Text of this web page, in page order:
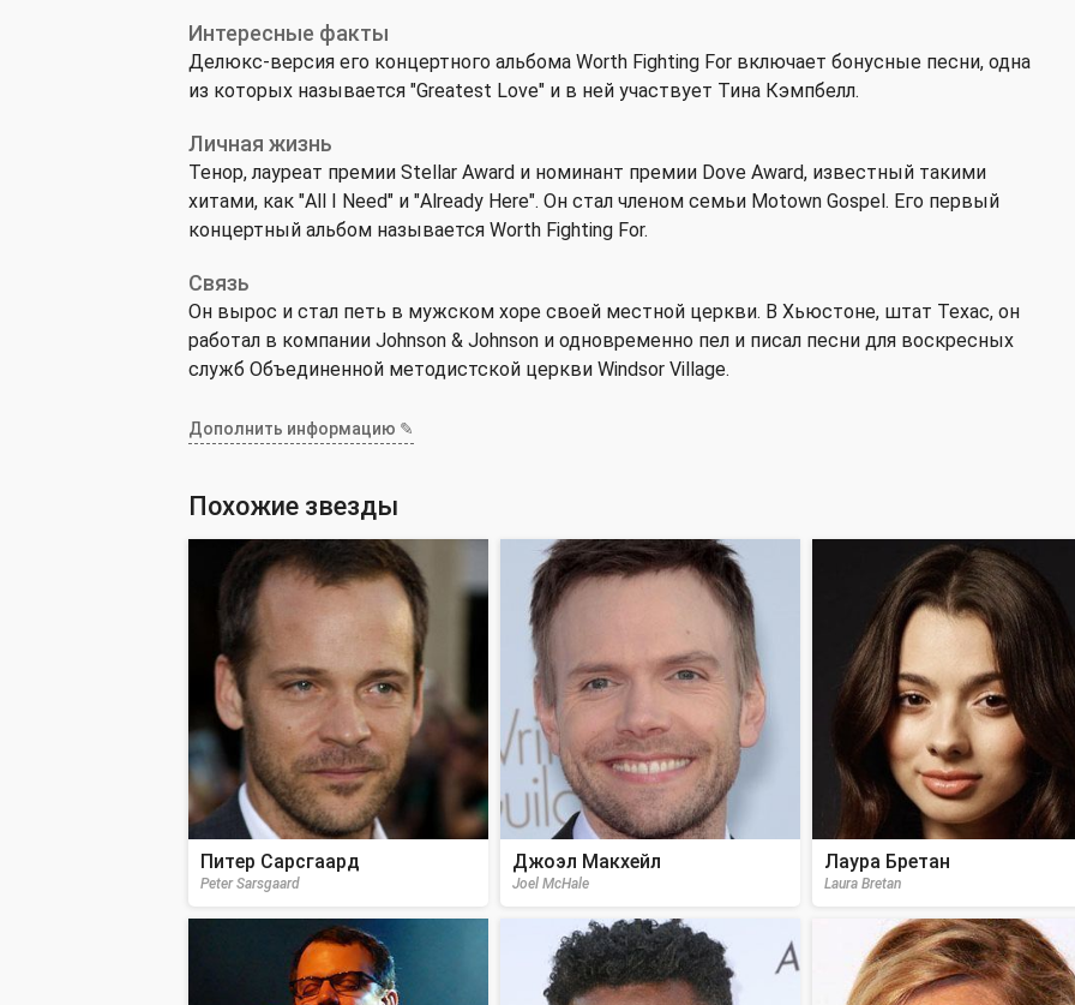
Интересные факты
Делюкс-версия его концертного альбома Worth Fighting For включает бонусные песни, одна
из которых называется "Greatest Love" и в ней участвует Тина Кэмпбелл.
Личная жизнь
Тенор, лауреат премии Stellar Award и номинант премии Dove Award, известный такими
хитами, как "All I Need" и "Already Here". Он стал членом семьи Motown Gospel. Его первый
концертный альбом называется Worth Fighting For.
Связь
Он вырос и стал петь в мужском хоре своей местной церкви. В Хьюстоне, штат Техас, он
работал в компании Johnson & Johnson и одновременно пел и писал песни для воскресных
служб Объединенной методистской церкви Windsor Village.
Дополнить информацию ✎
Похожие звезды
Питер Сарсгаард
Peter Sarsgaard
Джоэл Макхейл
Joel McHale
Лаура Бретан
Laura Bretan